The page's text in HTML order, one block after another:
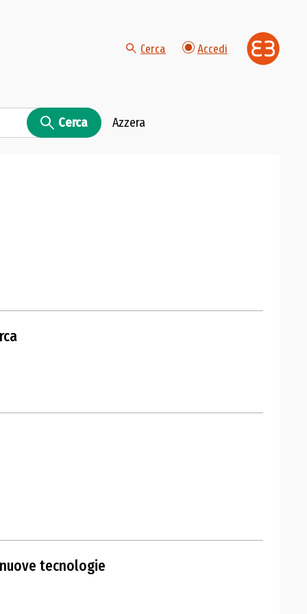
Cerca Accedi
Cerca Azzera
tecnologie